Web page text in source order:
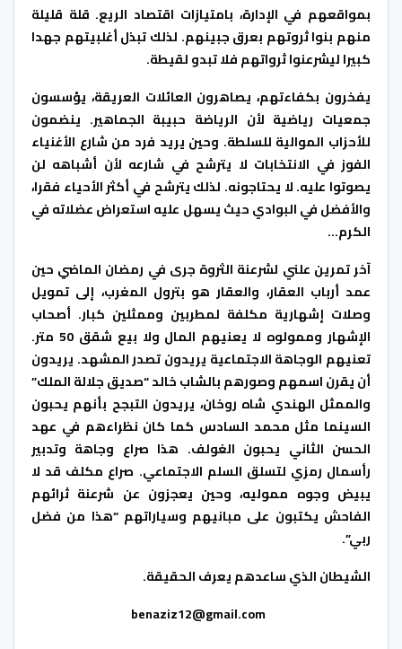
بمواقعهم في الإدارة، بامتيازات اقتصاد الريع. قلة قليلة
منهم بنوا ثروتهم بعرق جبينهم. لذلك تبذل أغلبيتهم جهدا
كبيرا ليشرعنوا ثرواتهم فلا تبدو لقيطة.
يفخرون بكفاءتهم، يصاهرون العائلات العريقة، يؤسسون
جمعيات رياضية لأن الرياضة حبيبة الجماهير. ينضمون
للأحزاب الموالية للسلطة. وحين يريد فرد من شارع الأغنياء
الفوز في الانتخابات لا يترشح في شارعه لأن أشباهه لن
يصوتوا عليه. لا يحتاجونه. لذلك يترشح في أكثر الأحياء فقرا،
والأفضل في البوادي حيث يسهل عليه استعراض عضلاته في
الكرم…
آخر تمرين علني لشرعنة الثروة جرى في رمضان الماضي حين
عمد أرباب العقار، والعقار هو بترول المغرب، إلى تمويل
وصلات إشهارية مكلفة لمطربين وممثلين كبار. أصحاب
الإشهار وممولوه لا يعنيهم المال ولا بيع شقق 50 متر.
تعنيهم الوجاهة الاجتماعية يريدون تصدر المشهد. يريدون
أن يقرن اسمهم وصورهم بالشاب خالد “صديق جلالة الملك”
والممثل الهندي شاه روخان، يريدون التبجح بأنهم يحبون
السينما مثل محمد السادس كما كان نظراءهم في عهد
الحسن الثاني يحبون الغولف. هذا صراع وجاهة وتدبير
رأسمال رمزي لتسلق السلم الاجتماعي. صراع مكلف قد لا
يبيض وجوه مموليه، وحين يعجزون عن شرعنة ثرائهم
الفاحش يكتبون على مبانيهم وسياراتهم “هذا من فضل
ربي”.
الشيطان الذي ساعدهم يعرف الحقيقة.